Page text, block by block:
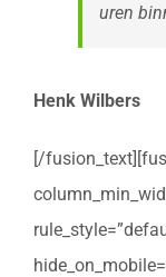
uren
Henk Wilbers
[/